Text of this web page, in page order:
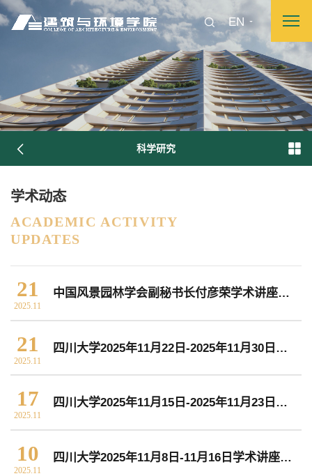
EN
图片新闻
院党委 院行政 院工会 教授委员会
本科教育 研究生教育 继续教育
科学研究
学术动态
ACADEMIC ACTIVITY
UPDATES
21
2025.11
中国风景园林学会副秘书长付彦荣学术讲座通知
21
2025.11
四川大学2025年11月22日-2025年11月30日学术讲座和校园文化活动预告
17
2025.11
四川大学2025年11月15日-2025年11月23日学术讲座和校园文化活动预告
10
2025.11
四川大学2025年11月8日-11月16日学术讲座和校园文化活动预告